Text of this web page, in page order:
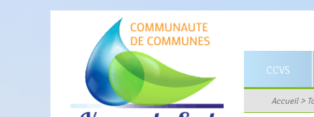
CCVS
Territoire
Accueil>